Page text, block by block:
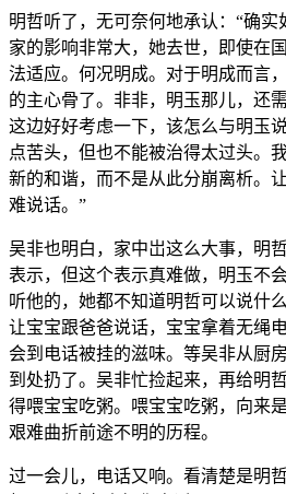
明哲听了，无可奈何地承认：“确
家的影响非常大，她去世，即使在
法适应。何况明成。对于明成而言
的主心骨了。非非，明玉那儿，还
这边好好考虑一下，该怎么与明玉
点苦头，但也不能被治得太过头。
新的和谐，而不是从此分崩离析。
难说话。”
吴非也明白，家中岀这么大事，明
表示，但这个表示真难做，明玉不
听他的，她都不知道明哲可以说什
让宝宝跟爸爸说话，宝宝拿着无绳
会到电话被挂的滋味。等吴非从厨
到处扔了。吴非忙捡起来，再给明
得喂宝宝吃粥。喂宝宝吃粥，向来
艰难曲折前途不明的历程。
过一会儿，电话又响。看清楚是明